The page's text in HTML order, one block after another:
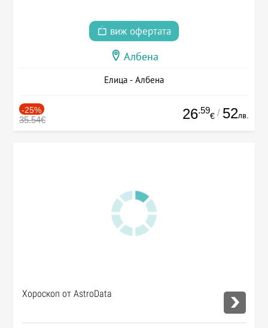
виж офертата
Албена
Елица - Албена
-25%
35.54€ 26.59
€ / 52лв.
Хороскоп от AstroData